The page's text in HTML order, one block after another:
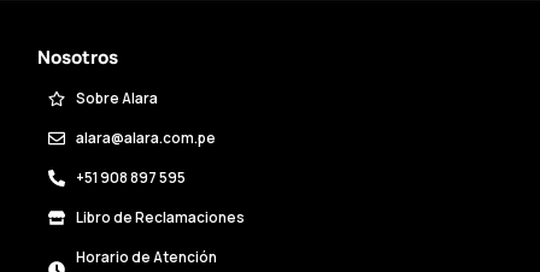
Nosotros
Sobre Alara
alara@alara.com.pe
+51 908 897 595
Libro de Reclamaciones
Horario de Atención